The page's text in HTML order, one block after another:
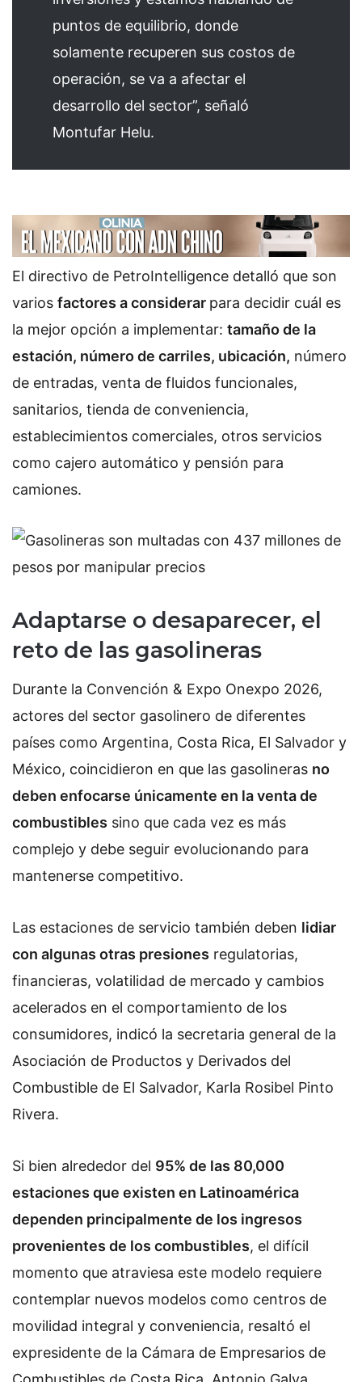
puntos de equilibrio, donde
solamente recuperen sus costos de
operación, se va a afectar el
desarrollo del sector”, señaló
Montufar Helu.
El directivo de PetroIntelligence detalló que son
varios factores a considerar para decidir cuál es
la mejor opción a implementar: tamaño de la
estación, número de carriles, ubicación, número
de entradas, venta de fluidos funcionales,
sanitarios, tienda de conveniencia,
establecimientos comerciales, otros servicios
como cajero automático y pensión para
camiones.
Adaptarse o desaparecer, el
reto de las gasolineras
Durante la Convención & Expo Onexpo 2026,
actores del sector gasolinero de diferentes
países como Argentina, Costa Rica, El Salvador y
México, coincidieron en que las gasolineras no
deben enfocarse únicamente en la venta de
combustibles sino que cada vez es más
complejo y debe seguir evolucionando para
mantenerse competitivo.
Las estaciones de servicio también deben lidiar
con algunas otras presiones regulatorias,
financieras, volatilidad de mercado y cambios
acelerados en el comportamiento de los
consumidores, indicó la secretaria general de la
Asociación de Productos y Derivados del
Combustible de El Salvador, Karla Rosibel Pinto
Rivera.
Si bien alrededor del 95% de las 80,000
estaciones que existen en Latinoamérica
dependen principalmente de los ingresos
provenientes de los combustibles, el difícil
momento que atraviesa este modelo requiere
contemplar nuevos modelos como centros de
movilidad integral y conveniencia, resaltó el
expresidente de la Cámara de Empresarios de